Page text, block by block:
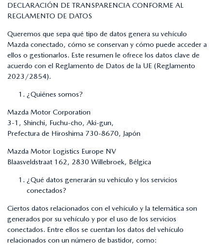
DECLARACIÓN DE TRANSPARENCIA CONFORME AL
REGLAMENTO DE DATOS
Queremos que sepa qué tipo de datos genera su vehículo
Mazda conectado, cómo se conservan y cómo puede acceder a
ellos o gestionarlos. Este resumen le ofrece los datos clave de
acuerdo con el Reglamento de Datos de la UE (Reglamento
2023/2854).
¿Quiénes somos?
Mazda Motor Corporation
3-1, Shinchi, Fuchu-cho, Aki-gun,
Prefectura de Hiroshima 730-8670, Japón
Mazda Motor Logistics Europe NV
Blaasveldstraat 162, 2830 Willebroek, Bélgica
¿Qué datos generarán su vehículo y los servicios
conectados?
Ciertos datos relacionados con el vehículo y la telemática son
generados por su vehículo y por el uso de los servicios
conectados. Entre ellos se cuentan los datos del vehículo
relacionados con un número de bastidor, como: